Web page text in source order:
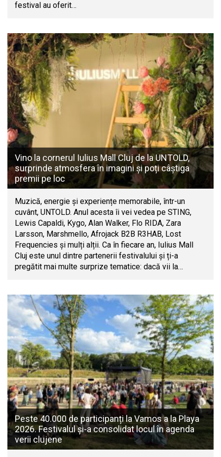
festival au oferit…
Vino la cornerul Iulius Mall Cluj de la UNTOLD,
surprinde atmosfera în imagini și poți câștiga
premii pe loc
Muzică, energie și experiențe memorabile, într-un
cuvânt, UNTOLD. Anul acesta îi vei vedea pe STING,
Lewis Capaldi, Kygo, Alan Walker, Flo RIDA, Zara
Larsson, Marshmello, Afrojack B2B R3HAB, Lost
Frequencies și mulți alții. Ca în fiecare an, Iulius Mall
Cluj este unul dintre partenerii festivalului și ți-a
pregătit mai multe surprize tematice: dacă vii la…
Peste 40.000 de participanți la Vamos a la Playa
2026. Festivalul și-a consolidat locul în agenda
verii clujene